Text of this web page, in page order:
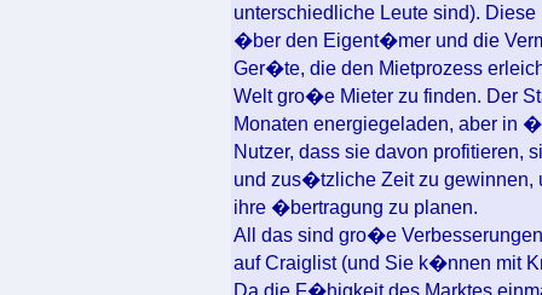
unterschiedliche Leute sind).
�ber den Eigent�mer und die
Ger�te, die den Mietprozess
Welt gro�e Mieter zu finden. Der
Monaten energiegeladen, aber in
Nutzer, dass sie davon profitieren,
und zus�tzliche Zeit zu
ihre �bertragung zu planen.
All das sind gro�e
auf Craiglist (und Sie k�nnen mit
Da die F�higkeit des Marktes